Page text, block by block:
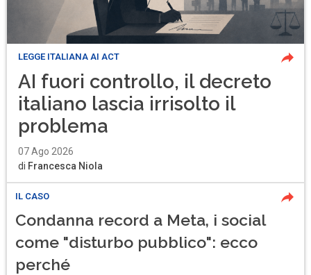
LEGGE ITALIANA AI ACT
AI fuori controllo, il decreto
italiano lascia irrisolto il
problema
07 Ago 2026
di Francesca Niola
IL CASO
Condanna record a Meta, i social
come "disturbo pubblico": ecco
perché